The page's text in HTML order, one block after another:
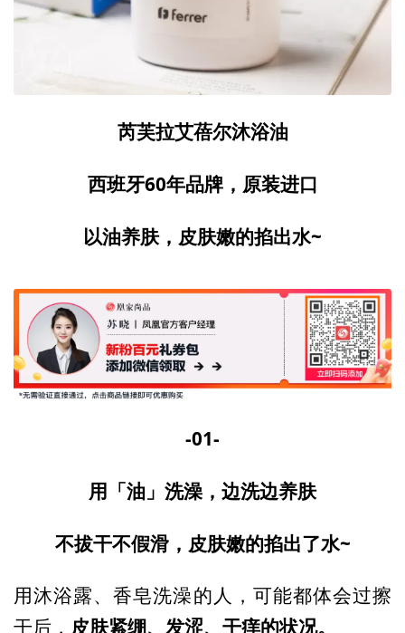
芮芙拉艾蓓尔沐浴油
西班牙60年品牌，原装进口
以油养肤，皮肤嫩的掐出水~
-01-
用「油」洗澡，边洗边养肤
不拔干不假滑，皮肤嫩的掐出了水~
用沐浴露、香皂洗澡的人，可能都体会过擦
干后， 皮肤紧绷、发涩、干痒的状况。